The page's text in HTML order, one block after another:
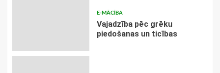
E-MĀCĪBA
Vajadzība pēc grēku
piedošanas un ticības